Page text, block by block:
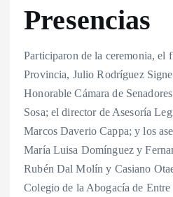
Presencias
Participaron de la ceremonia, el
Provincia, Julio Rodríguez
Honorable Cámara de
Sosa; el director de Asesoría
Marcos Daverio Cappa; y los
María Luisa Domínguez y
Rubén Dal Molín y Casiano
Colegio de la Abogacía de